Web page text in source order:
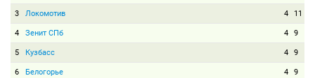
3 Локомотив 4 11
4 Зенит СПб 4 9
5 Кузбасс 4 9
6 Белогорье 4 9